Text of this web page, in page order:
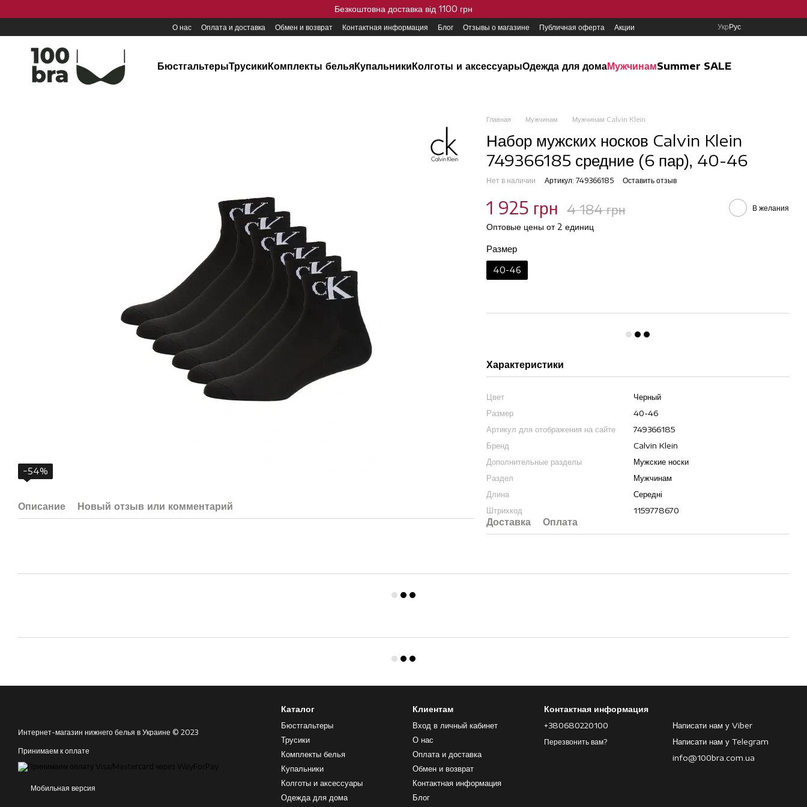
Безкоштовна доставка від 1100 грн
О нас Оплата и доставка Обмен и возврат Контактная информация Блог Отзывы о магазине Публичная оферта Акции УкрРус
БюстгальтерыТрусикиКомплекты бельяКупальникиКолготы и аксессуарыОдежда для домаМужчинамSummer SALE
−54%
Описание Новый отзыв или комментарий
Главная Мужчинам Мужчинам Calvin Klein
Набор мужских носков Calvin Klein
749366185 средние (6 пар), 40-46
Нет в наличии Артикул: 749366185 Оставить отзыв
1 925 грн 4 184 грн В желания
Оптовые цены от 2 единиц
Размер
40-46
Характеристики
Цвет
Черный
Размер
40-46
Артикул для отображения на сайте
749366185
Бренд
Calvin Klein
Дополнительные разделы
Мужские носки
Раздел
Мужчинам
Длина
Середні
Штрихкод
1159778670
Доставка Оплата
Интернет-магазин нижнего белья в Украине © 2023
Принимаем к оплате
Мобильная версия
Каталог
Бюстгальтеры
Трусики
Комплекты белья
Купальники
Колготы и аксессуары
Одежда для дома
Клиентам
Вход в личный кабинет
О нас
Оплата и доставка
Обмен и возврат
Контактная информация
Блог
Контактная информация
+380680220100
Перезвонить вам?
Написати нам у Viber
Написати нам у Telegram
info@100bra.com.ua